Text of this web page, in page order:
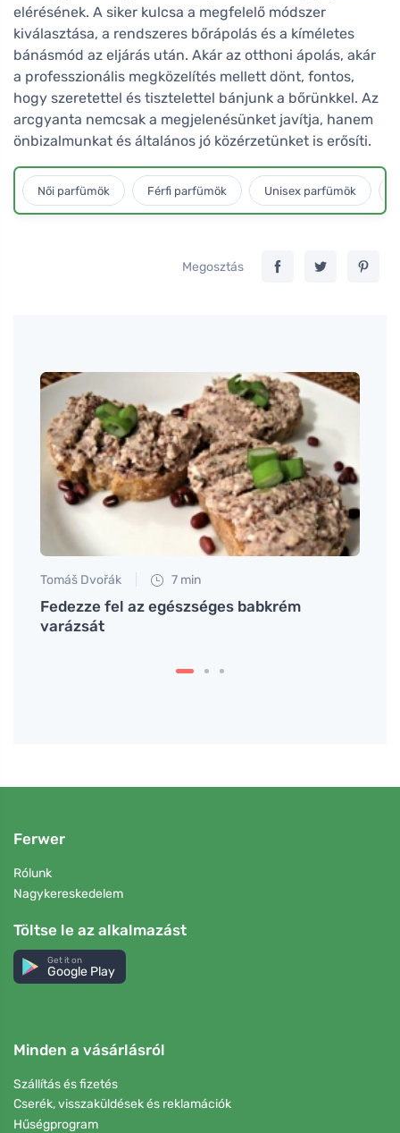
elérésének. A siker kulcsa a megfelelő módszer
kiválasztása, a rendszeres bőrápolás és a kíméletes
bánásmód az eljárás után. Akár az otthoni ápolás, akár
a professzionális megközelítés mellett dönt, fontos,
hogy szeretettel és tisztelettel bánjunk a bőrünkkel. Az
arcgyanta nemcsak a megjelenésünket javítja, hanem
önbizalmunkat és általános jó közérzetünket is erősíti.
Női parfümök Férfi parfümök Unisex parfümök
Megosztás
Tomáš Dvořák 7 min
Fedezze fel az egészséges babkrém
varázsát
Ferwer
Rólunk
Nagykereskedelem
Töltse le az alkalmazást
Get it on
Google Play
Minden a vásárlásról
Szállítás és fizetés
Cserék, visszaküldések és reklamációk
Hűségprogram